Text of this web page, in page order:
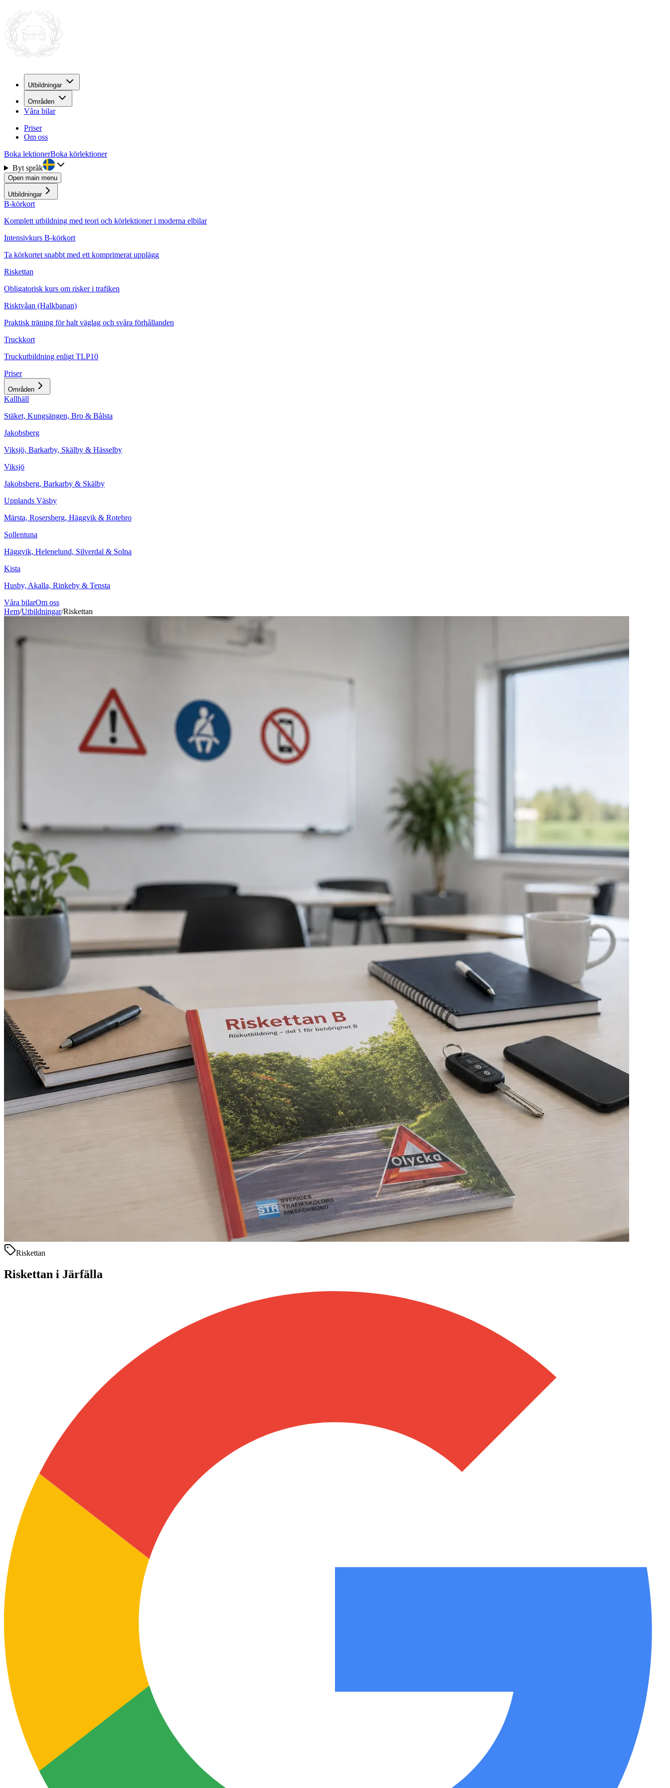
Utbildningar
Områden
Våra bilar
Priser
Om oss
Boka lektionerBoka körlektioner
Byt språk
Open main menu
Utbildningar
B-körkort
Komplett utbildning med teori och körlektioner i moderna elbilar
Intensivkurs B-körkort
Ta körkortet snabbt med ett komprimerat upplägg
Riskettan
Obligatorisk kurs om risker i trafiken
Risktvåan (Halkbanan)
Praktisk träning för halt väglag och svåra förhållanden
Truckkort
Truckutbildning enligt TLP10
Priser
Områden
Kallhäll
Stäket, Kungsängen, Bro & Bålsta
Jakobsberg
Viksjö, Barkarby, Skälby & Hässelby
Viksjö
Jakobsberg, Barkarby & Skälby
Upplands Väsby
Märsta, Rosersberg, Häggvik & Rotebro
Sollentuna
Häggvik, Helenelund, Silverdal & Solna
Kista
Husby, Akalla, Rinkeby & Tensta
Våra bilarOm oss
Hem/Utbildningar/Riskettan
Riskettan
Riskettan i Järfälla